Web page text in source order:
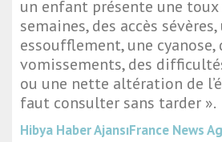
un enfant présente une
semaines, des accès sévères,
essoufflement, une cyanose,
vomissements, des
ou une nette altération de
faut consulter sans tarder ».
Hibya Haber AjansıFrance News